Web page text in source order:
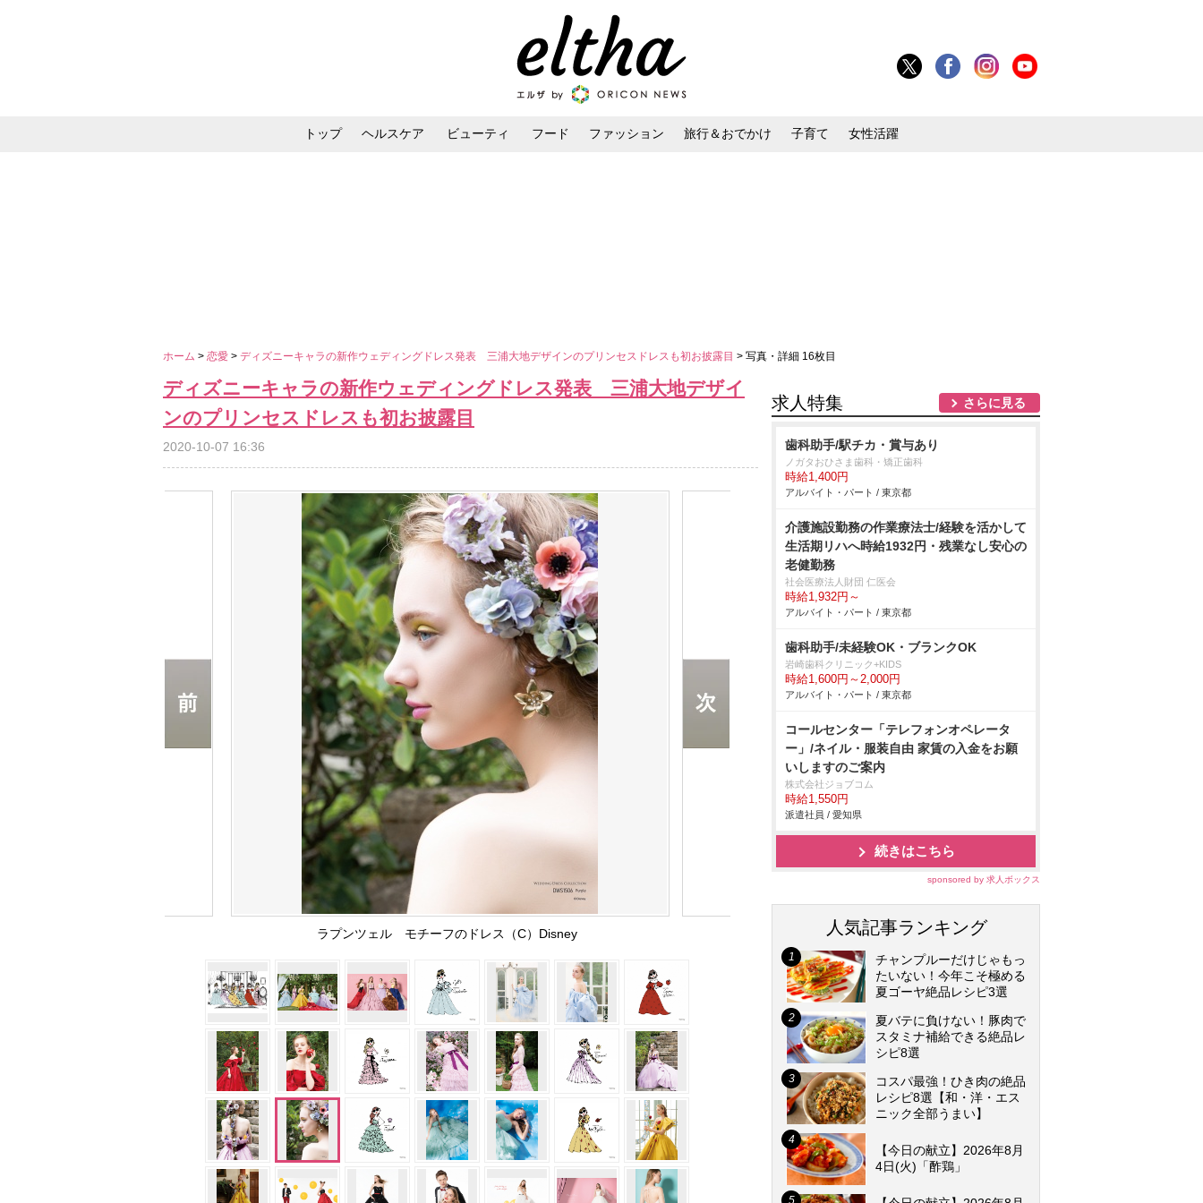
トップ ヘルスケア ビューティ フード ファッション 旅行＆おでかけ 子育て 女性活躍
ホーム > 恋愛 > ディズニーキャラの新作ウェディングドレス発表 三浦大地デザインのプリンセスドレスも初お披露目 > 写真・詳細 16枚目
ディズニーキャラの新作ウェディングドレス発表 三浦大地デザイ
ンのプリンセスドレスも初お披露目
2020-10-07 16:36
ラプンツェル モチーフのドレス（C）Disney
求人特集 さらに見る
歯科助手/駅チカ・賞与あり
ノガタおひさま歯科・矯正歯科
時給1,400円
アルバイト・パート / 東京都
介護施設勤務の作業療法士/経験を活かして
生活期リハへ時給1932円・残業なし安心の
老健勤務
社会医療法人財団 仁医会
時給1,932円～
アルバイト・パート / 東京都
歯科助手/未経験OK・ブランクOK
崎歯科クリニック+KIDS
時給1,600円～2,000円
アルバイト・パート / 東京都
コールセンター「テレフォンオペレータ
ー」/ネイル・服装自由 家賃の入金をお願
いしますのご案内
株式会社ジョブコム
時給1,550円
派遣社員 / 愛知県
続きはこちら
sponsored by 求人ボックス
人気記事ランキング
チャンプルーだけじゃもっ
たいない！今年こそ極める
夏ゴーヤ絶品レシピ3選
夏バテに負けない！豚肉で
スタミナ補給できる絶品レ
シピ8選
コスパ最強！ひき肉の絶品
レシピ8選【和・洋・エス
ニック全部うまい】
【今日の献立】2026年8月
4日(火)「酢鶏」